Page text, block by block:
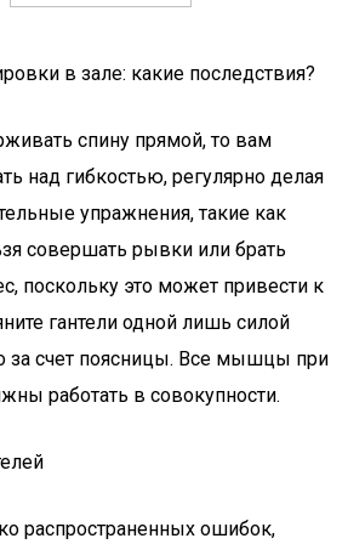
в зале: какие последствия?
спину прямой, то вам
над гибкостью, регулярно делая
упражнения, такие как
совершать рывки или брать
поскольку это может привести к
гантели одной лишь силой
за счет поясницы. Все мышцы при
работать в совокупности.
распространенных ошибок,